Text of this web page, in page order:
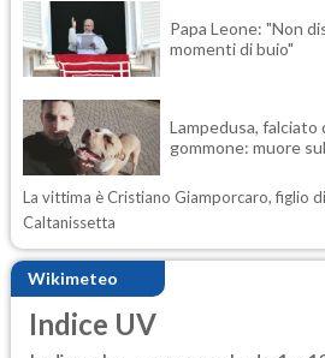
Papa Leone: "Non
momenti di buio"
Lampedusa, falciato
gommone: muore
La vittima è Cristiano Giamporcaro, figlio
Caltanissetta
Wikimeteo
Indice UV